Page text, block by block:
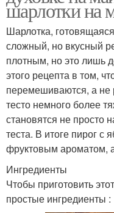
шарлотки на
Шарлотка,
сложный, но вкусный
плотным, но это лишь
этого рецепта в том,
перемешиваются, а не
тесто немного более
становятся не просто
теста. В итоге пирог с
фруктовым ароматом,
Ингредиенты
Чтобы приготовить
простые ингредиенты :